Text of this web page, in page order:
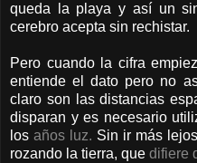
queda la playa y así un
cerebro acepta sin rechistar.
Pero cuando la cifra
entiende el dato pero no
claro son las distancias
disparan y es necesario
los años luz. Sin ir más
rozando la tierra, que difiere